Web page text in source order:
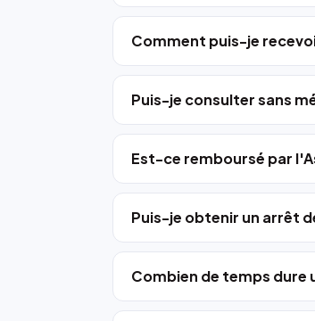
Comment puis-je
Puis-je consulter sans
Est-ce remboursé par
Puis-je obtenir un arrêt
Combien de temps dure